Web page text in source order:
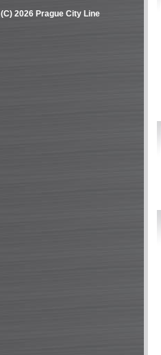
(C) 2026 Prague City Line